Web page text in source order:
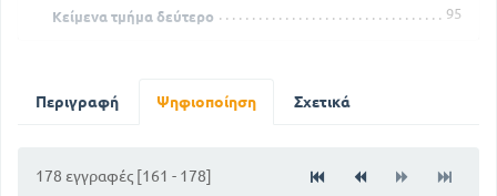
Κείμενα τμήμα δεύτερο
95
Περιγραφή Ψηφιοποίηση Σχετικά
178 εγγραφές [161 - 178]